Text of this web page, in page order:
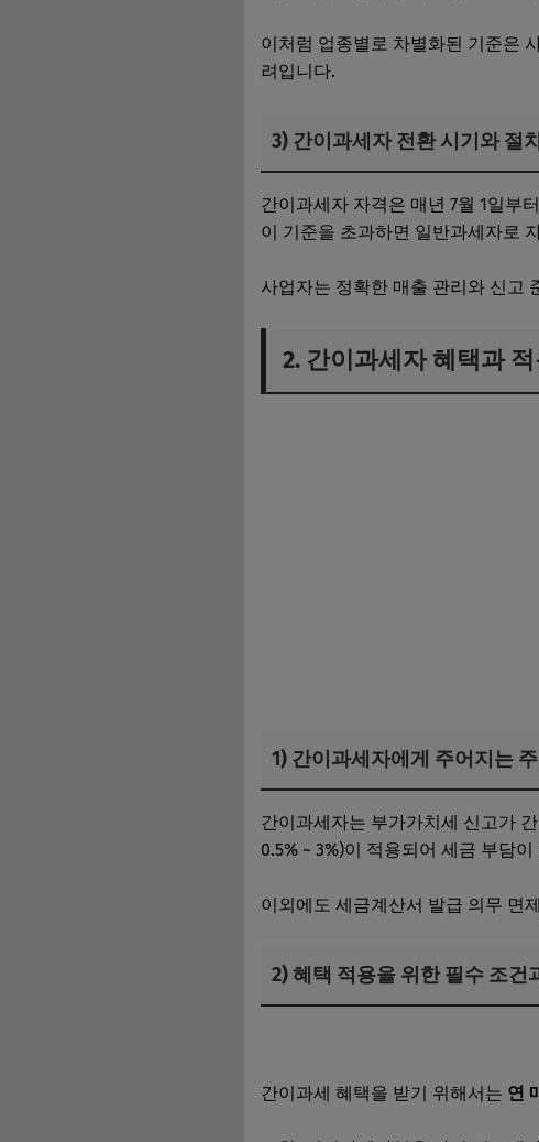
이처럼 업종별로 차별화된 기준은
려입니다.
3) 간이과세자 전환 시기와 절
간이과세자 자격은 매년 7월 1일부
이 기준을 초과하면 일반과세자로
사업자는 정확한 매출 관리와 신고
2. 간이과세자 혜택과
1) 간이과세자에게 주어지는
간이과세자는 부가가치세 신고가
0.5% ~ 3%)이 적용되어 세금 부담
이외에도 세금계산서 발급 의무 면
2) 혜택 적용을 위한 필수 조건
간이과세 혜택을 받기 위해서는 연